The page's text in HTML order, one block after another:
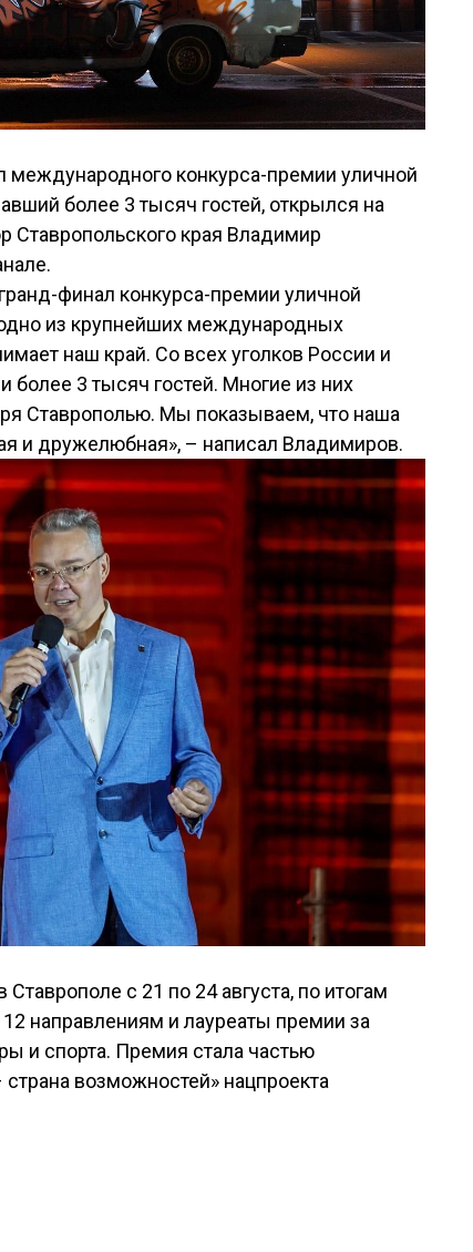
международного конкурса-премии уличной
более 3 тысяч гостей, открылся на
Ставропольского края Владимир
финал конкурса-премии уличной
из крупнейших международных
наш край. Со всех уголков России и
более 3 тысяч гостей. Многие из них
Ставрополью. Мы показываем, что наша
и дружелюбная», – написал Владимиров.
с 21 по 24 августа, по итогам
направлениям и лауреаты премии за
и спорта. Премия стала частью
возможностей» нацпроекта